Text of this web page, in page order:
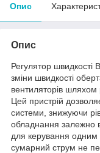
Опис
Опис
Регулятор
зміни швидкості
вентиляторів
Цей пристрій
системи, знижуючи
обладнання залежно
для керування одним
сумарний струм не